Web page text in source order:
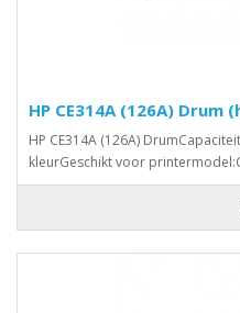
HP CE314A (126A) Drum
HP CE314A (126A)
kleurGeschikt voor